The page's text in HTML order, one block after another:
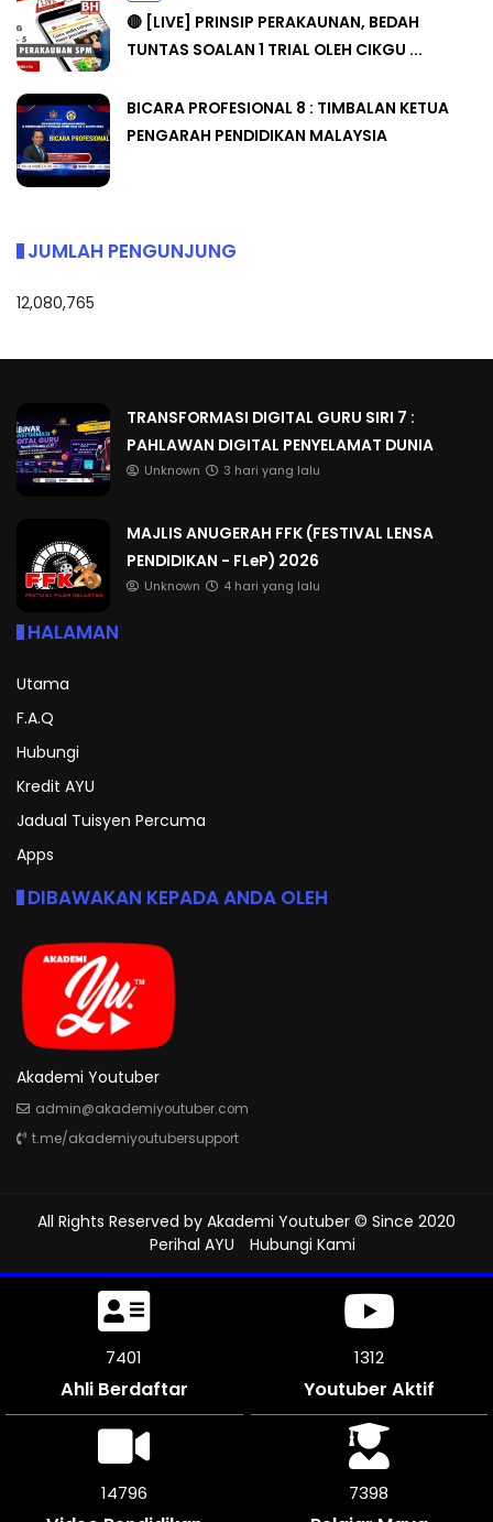
🔴 [LIVE] PRINSIP PERAKAUNAN, BEDAH
TUNTAS SOALAN 1 TRIAL OLEH CIKGU ...
BICARA PROFESIONAL 8 : TIMBALAN KETUA
PENGARAH PENDIDIKAN MALAYSIA
JUMLAH PENGUNJUNG
12,080,765
TRANSFORMASI DIGITAL GURU SIRI 7 :
PAHLAWAN DIGITAL PENYELAMAT DUNIA
Unknown 3 hari yang lalu
MAJLIS ANUGERAH FFK (FESTIVAL LENSA
PENDIDIKAN - FLeP) 2026
Unknown 4 hari yang lalu
HALAMAN
Utama
F.A.Q
Hubungi
Kredit AYU
Jadual Tuisyen Percuma
Apps
DIBAWAKAN KEPADA ANDA OLEH
Akademi Youtuber
admin@akademiyoutuber.com
t.me/akademiyoutubersupport
All Rights Reserved by Akademi Youtuber © Since 2020
Perihal AYU
Hubungi Kami
7905
Ahli Berdaftar
1312
Youtuber Aktif
15810 7905